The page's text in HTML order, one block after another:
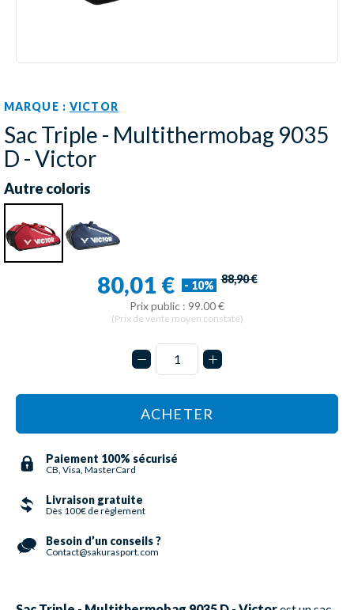
MARQUE :VICTOR
Sac Triple - Multithermobag 9035
D - Victor
Autre coloris
80,01 € - 10% 88,90 €
Prix public : 99.00 €
(Prix de vente moyen constaté)
ACHETER
Paiement 100% sécurisé
CB, Visa, MasterCard
Livraison gratuite
Dès 100€ de règlement
Besoin d’un conseils ?
Contact@sakurasport.com